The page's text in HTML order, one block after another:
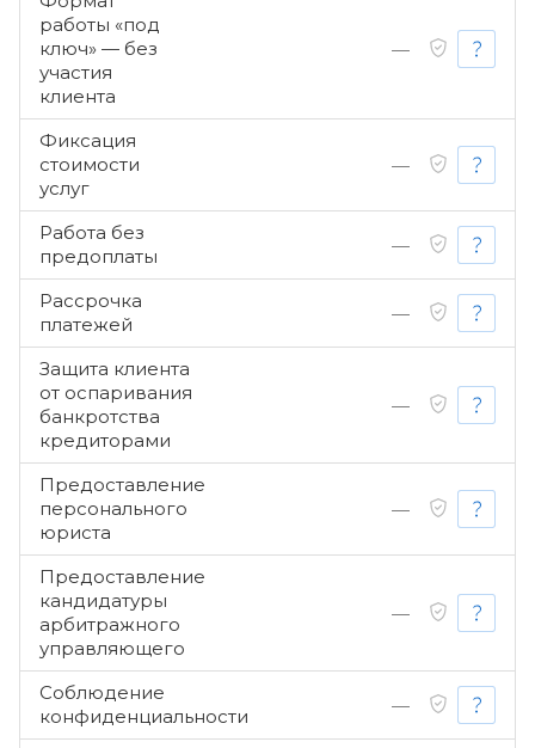
работы «под
ключ» — без
участия
клиента
—
Фиксация
стоимости
услуг
—
Работа без
предоплаты
—
Рассрочка
платежей
—
Защита клиента
от оспаривания
банкротства
кредиторами
—
Предоставление
персонального
юриста
—
Предоставление
кандидатуры
арбитражного
управляющего
—
Соблюдение
конфиденциальности
—